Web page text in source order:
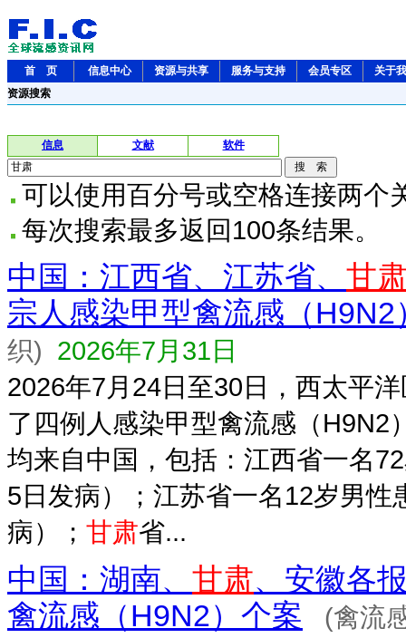
首 页 信息中心 资源与共享 服务与支持 会员专区
关于
资源搜索
信息 文献 软件
可以使用百分号或空格连接两个
每次搜索最多返回100条结果。
中国：江西省、江苏省、 甘
宗人感染甲型禽流感（H9N2
织) 2026年7月31日
2026年7月24日至30日，西太平
了四例人感染甲型禽流感（H9N2
均来自中国，包括：江西省一名
5日发病）；江苏省一名12岁男性
病）； 甘肃省...
中国：湖南、 甘肃、安徽各
禽流感（H9N2）个案
(禽流